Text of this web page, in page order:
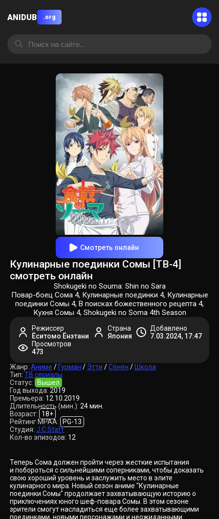
ANIDUB .org
Смотреть онлайн
Кулинарные поединки Сомы [ТВ-4]
смотреть онлайн
Shokugeki no Souma: Shin no Sara
Повар-боец Сома 4, Кулинарные поединки 4, Кулинарные
поединки Сомы 4, В поисках божественного рецепта 4,
Кухня Сомы 4, Shokugeki no Soma 4th Season
Режиссер
Ёситомо Ёнэтани
Страна
Япония
Добавлено
7.03.2024, 17:47
Просмотров
473
Жанр: Аниме / Гурман / Этти /Сёнен / Школа
Тип: ТВ сериалы
Статус:
Вышел
Год выхода: 2019
Премьера: 12.10.2019
Длительность (мин.): 24 мин.
Возраст:
18+
Рейтинг MPAA:
PG-13
Студия: J.C.Staff
Кол-во эпизодов: 12
Теперь Сома должен пройти через жесткие испытания
и побороться с сильнейшими соперниками, чтобы доказать
свою хороший уровень и заслужить место в элите
кулинарного мира. Новый сезон аниме "Кулинарные
поединки Сомы" продолжает захватывающую историю о
приключениях юного шеф-повара Сомы. В этом сезоне
зрители смогут насладиться еще более захватывающими
поединками, новыми персонажами и неожиданными